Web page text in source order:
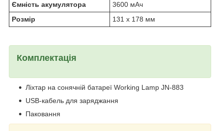
Ємність акумулятора
3600 мАч
Розмір
131 х 178 мм
Комплектація
Ліхтар на сонячній батареї Working Lamp JN-883
USB-кабель для заряджання
Паковання